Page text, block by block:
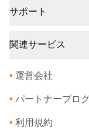
サポート
関連サービス
• 運営会社
• パートナープロ
• 利用規約